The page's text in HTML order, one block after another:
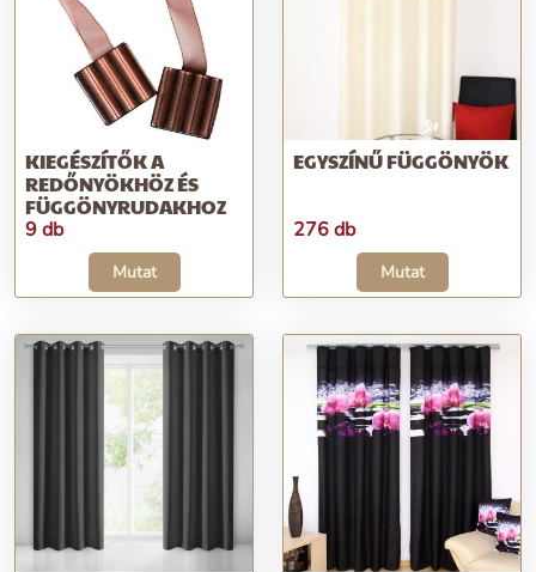
KIEGÉSZÍTŐK A
REDŐNYÖKHÖZ ÉS
FÜGGÖNYRUDAKHOZ
9 db
Mutat
EGYSZÍNŰ FÜGGÖNYÖK
276 db
Mutat